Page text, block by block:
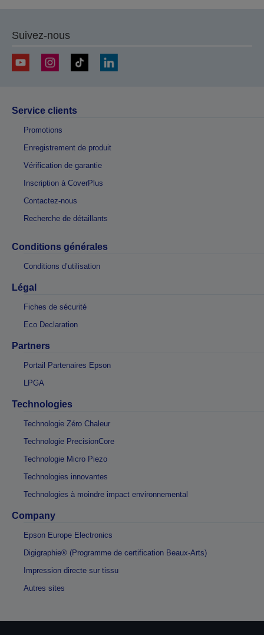
Suivez-nous
Service clients
Promotions
Enregistrement de produit
Vérification de garantie
Inscription à CoverPlus
Contactez-nous
Recherche de détaillants
Conditions générales
Conditions d’utilisation
Légal
Fiches de sécurité
Eco Declaration
Partners
Portail Partenaires Epson
LPGA
Technologies
Technologie Zéro Chaleur
Technologie PrecisionCore
Technologie Micro Piezo
Technologies innovantes
Technologies à moindre impact environnemental
Company
Epson Europe Electronics
Digigraphie® (Programme de certification Beaux-Arts)
Impression directe sur tissu
Autres sites